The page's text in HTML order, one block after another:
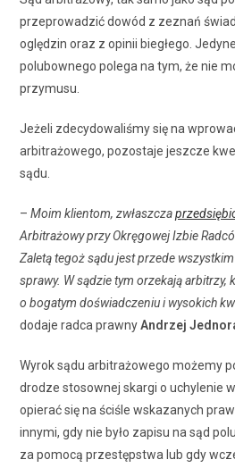
przeprowadzić dowód z zeznań
oględzin oraz z opinii biegłego.
polubownego polega na tym, że nie
przymusu.
Jeżeli zdecydowaliśmy się na
arbitrażowego, pozostaje jeszcze
sądu.
–Moim klientom, zwłaszcza
Arbitrażowy przy Okręgowej Izbie
Zaletą tegoż sądu jest przede
sprawy. W sądzie tym orzekają
o bogatym doświadczeniu i wysokich
dodaje radca prawnyAndrzej
Wyrok sądu arbitrażowego możemy
drodze stosownej skargi o uchylenie
opierać się na ściśle wskazanych
innymi, gdy nie było zapisu na sąd
za pomocą przestępstwa lub gdy